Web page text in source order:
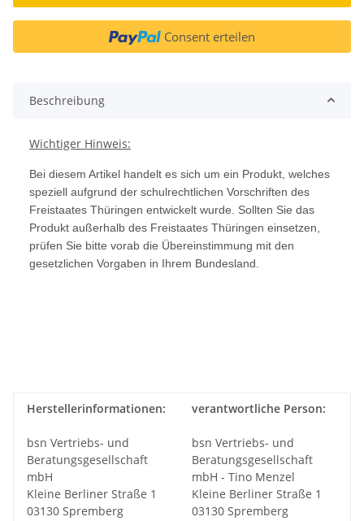
Consent erteilen
Beschreibung
Wichtiger Hinweis:
Bei diesem Artikel handelt es sich um ein Produkt, welches
speziell aufgrund der schulrechtlichen Vorschriften des
Freistaates Thüringen entwickelt wurde. Sollten Sie das
Produkt außerhalb des Freistaates Thüringen einsetzen,
prüfen Sie bitte vorab die Übereinstimmung mit den
gesetzlichen Vorgaben in Ihrem Bundesland.
Herstellerinformationen:
bsn Vertriebs- und
Beratungsgesellschaft
mbH
Kleine Berliner Straße 1
03130 Spremberg
verantwortliche Person:
bsn Vertriebs- und
Beratungsgesellschaft
mbH - Tino Menzel
Kleine Berliner Straße 1
03130 Spremberg